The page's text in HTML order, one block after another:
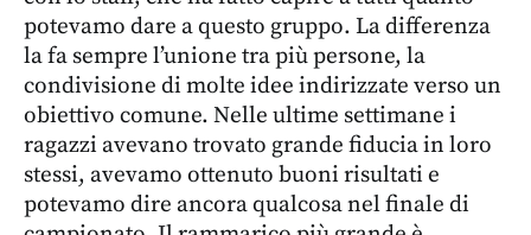
potevamo dare a questo gruppo. La differenza
la fa sempre l’unione tra più persone, la
condivisione di molte idee indirizzate verso un
obiettivo comune. Nelle ultime settimane i
ragazzi avevano trovato grande fiducia in loro
stessi, avevamo ottenuto buoni risultati e
potevamo dire ancora qualcosa nel finale di